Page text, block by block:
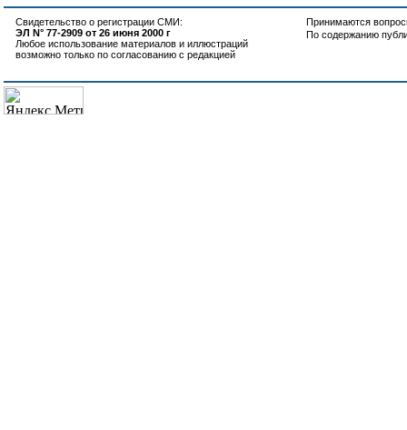
Свидетельство о регистрации СМИ:
ЭЛ N° 77-2909 от 26 июня 2000 г
Любое использование материалов и иллюстраций
возможно только по согласованию с редакцией
Принимаются
По содержанию